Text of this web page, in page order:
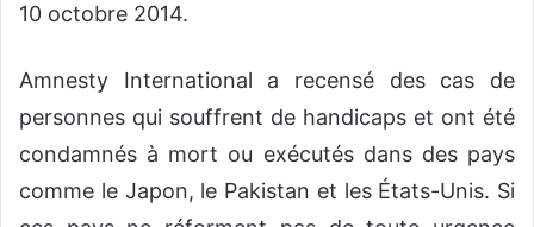
10 octobre 2014.
Amnesty International a recensé des cas de
personnes qui souffrent de handicaps et ont été
condamnés à mort ou exécutés dans des pays
comme le Japon, le Pakistan et les États-Unis. Si